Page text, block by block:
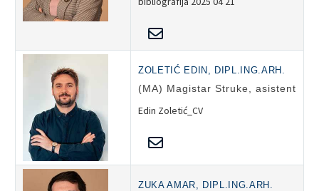
ZOLETIĆ EDIN, DIPL.ING.ARH.
(MA) Magistar Struke, asistent
Edin Zoletić_CV
ZUKA AMAR, DIPL.ING.ARH.